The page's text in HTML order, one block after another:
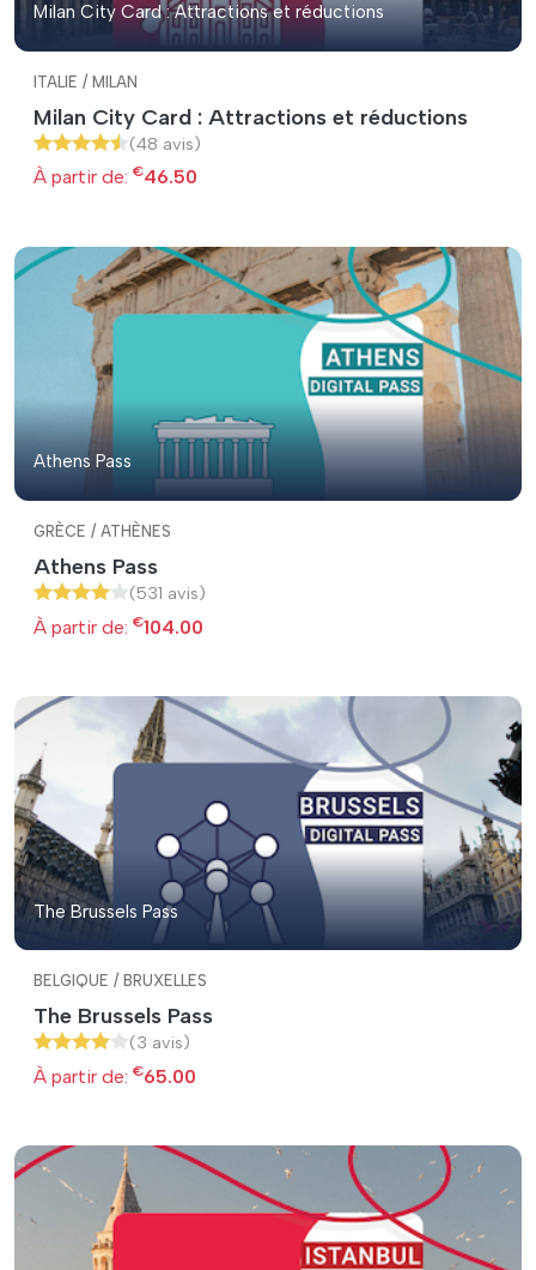
Milan City Card : Attractions et réductions
ITALIE / MILAN
Milan City Card : Attractions et réductions
(48 avis)
À partir de: €46.50
Athens Pass
GRÈCE / ATHÈNES
Athens Pass
(531 avis)
À partir de: €104.00
The Brussels Pass
BELGIQUE / BRUXELLES
The Brussels Pass
(3 avis)
À partir de: €65.00